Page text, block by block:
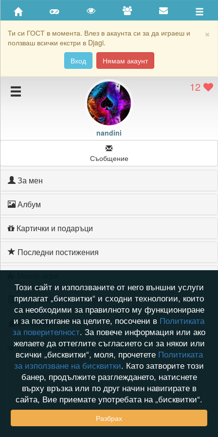
×
Ти си ГОСТ в момента. Влез в акаунта си за да играеш и
ползваш всички екстри в Djagi.
Вход
Нямам акаунт
Приятели
Хронология на игри
Подаръците на nandini
Картичките на nandini
12
nandini
Съобщение
За мен
Албум
Картички и подаръци
Последни постижения
Хронология на игри
Активност
Кой видя профила на nandini
Този сайт и използваните от него външни услуги
прилагат „бисквитки“ и сходни технологии, които
са необходими за правилното му функциониране
и за постигане на целите, посочени в Политиката
за поверителност. За повече информация или ако
желаете да оттеглите съгласието си за някои или
всички „бисквитки“, моля, прочетете Политиката
за използване на бисквитки. Като затворите този
банер, продължите разглеждането, натиснете
върху връзка или по друг начин навигирате в
сайта, Вие приемате употребата на „бисквитки“.
Разбрах